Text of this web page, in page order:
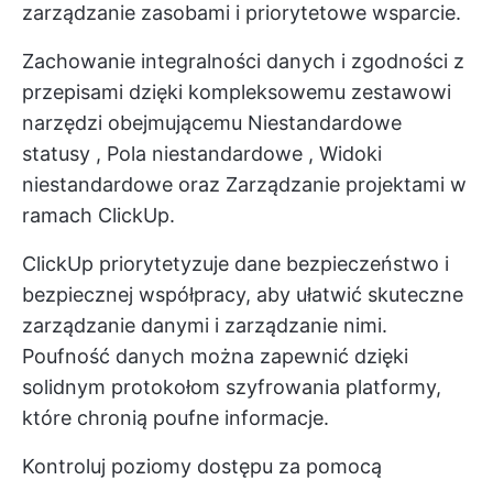
zarządzanie zasobami i priorytetowe wsparcie.
Zachowanie integralności danych i zgodności z
przepisami dzięki kompleksowemu zestawowi
narzędzi obejmującemu Niestandardowe
statusy , Pola niestandardowe , Widoki
niestandardowe oraz Zarządzanie projektami w
ramach ClickUp.
ClickUp priorytetyzuje dane bezpieczeństwo i
bezpiecznej współpracy, aby ułatwić skuteczne
zarządzanie danymi i zarządzanie nimi.
Poufność danych można zapewnić dzięki
solidnym protokołom szyfrowania platformy,
które chronią poufne informacje.
Kontroluj poziomy dostępu za pomocą